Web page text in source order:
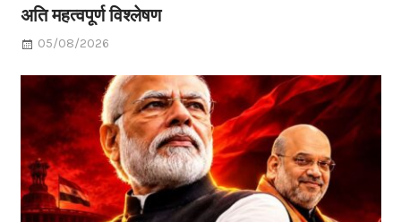
अति महत्वपूर्ण विश्लेषण
05/08/2026